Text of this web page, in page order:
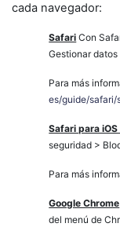
cada navegador:
Safari Con
Gestionar
Para más
es/guide/safari/
Safari para iOS
seguridad >
Para más
Google Chrome
del menú de